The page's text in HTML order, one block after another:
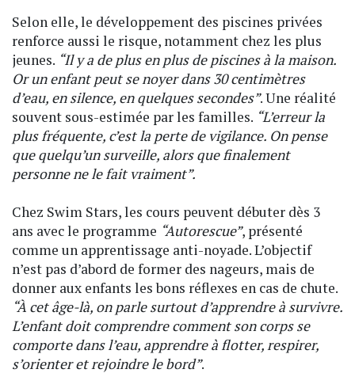
Selon elle, le développement des piscines privées
renforce aussi le risque, notamment chez les plus
jeunes. “Il y a de plus en plus de piscines à la maison.
Or un enfant peut se noyer dans 30 centimètres
d’eau, en silence, en quelques secondes”. Une réalité
souvent sous-estimée par les familles. “L’erreur la
plus fréquente, c’est la perte de vigilance. On pense
que quelqu’un surveille, alors que finalement
personne ne le fait vraiment”.
Chez Swim Stars, les cours peuvent débuter dès 3
ans avec le programme “Autorescue”, présenté
comme un apprentissage anti-noyade. L’objectif
n’est pas d’abord de former des nageurs, mais de
donner aux enfants les bons réflexes en cas de chute.
“À cet âge-là, on parle surtout d’apprendre à survivre.
L’enfant doit comprendre comment son corps se
comporte dans l’eau, apprendre à flotter, respirer,
s’orienter et rejoindre le bord”.